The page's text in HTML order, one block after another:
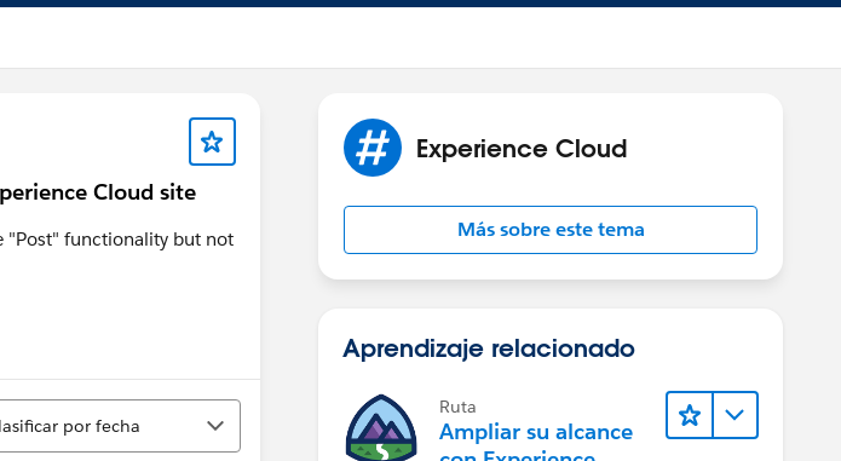
Cloud site
"Post" functionality but not
por fecha
Experience Cloud
Más sobre este tema
Aprendizaje relacionado
Ruta
Ampliar su alcance